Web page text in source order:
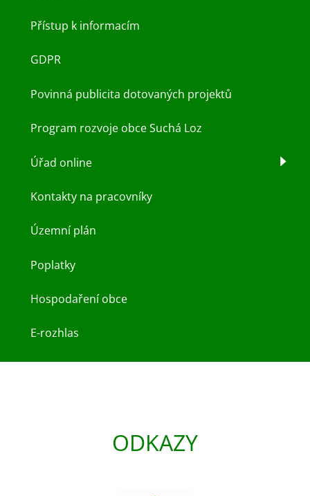
Přístup k informacím
GDPR
Povinná publicita dotovaných projektů
Program rozvoje obce Suchá Loz
Úřad online
Kontakty na pracovníky
Územní plán
Poplatky
Hospodaření obce
E-rozhlas
ODKAZY